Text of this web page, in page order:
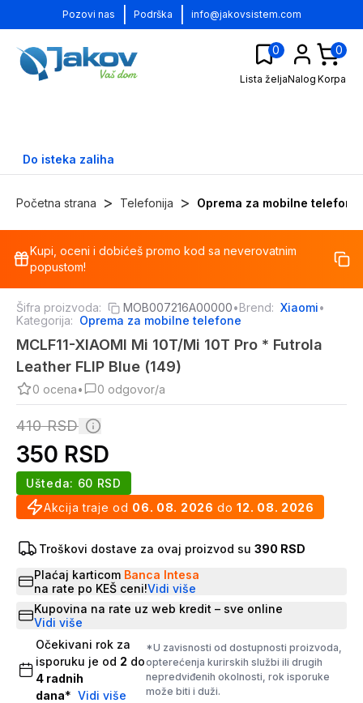
Pozovi nas Podrška info@jakovsistem.com
0
Lista željaNalog
0
Korpa
Do isteka zaliha
Početna strana > Telefonija > Oprema za mobilne telefone
%
Kupi, oceni i dobićeš promo kod sa neverovatnim
popustom!
Šifra proizvoda: MOB007216A00000•Brend: Xiaomi•
Kategorija: Oprema za mobilne telefone
MCLF11-XIAOMI Mi 10T/Mi 10T Pro * Futrola
Leather FLIP Blue (149)
0 ocena• 0 odgovor/a
410RSD
350 RSD
Akcija traje od 06. 08. 2026 do 12. 08. 2026
Ušteda: 60 RSD
Troškovi dostave za ovaj proizvod su 390 RSD
Plaćaj karticom Banca Intesa
na rate po KEŠ ceni!Vidi više
Kupovina na rate uz web kredit – sve online
Vidi više
Očekivani rok za
isporuku je od 2 do
4 radnih
dana* Vidi više
*U zavisnosti od dostupnosti proizvoda,
opterećenja kurirskih službi ili drugih
nepredviđenih okolnosti, rok isporuke
može biti i duži.